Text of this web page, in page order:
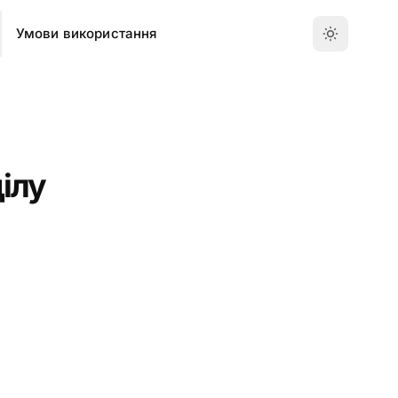
Умови використання